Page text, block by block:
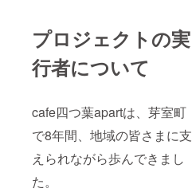
プロジェクトの実
行者について
cafe四つ葉apartは、芽室町
で8年間、地域の皆さまに支
えられながら歩んできまし
た。